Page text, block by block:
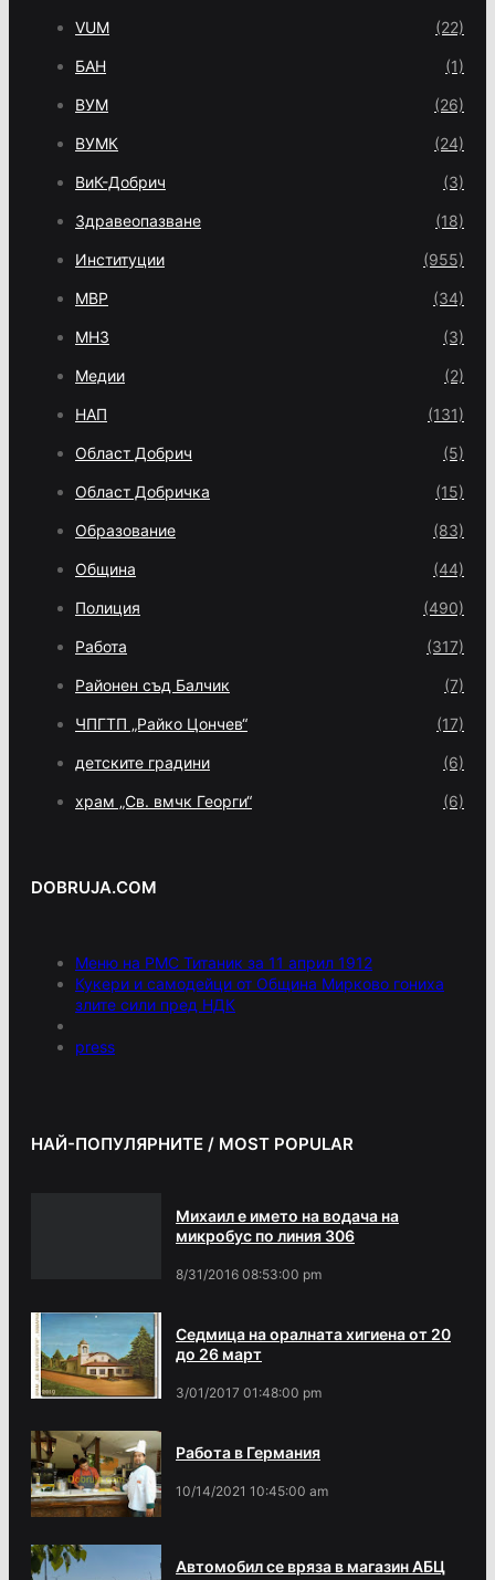
VUM (22)
БАН (1)
ВУМ (26)
ВУМК (24)
ВиК-Добрич (3)
Здравеопазване (18)
Институции (955)
МВР (34)
МНЗ (3)
Медии (2)
НАП (131)
Област Добрич (5)
Област Добричка (15)
Образование (83)
Община (44)
Полиция (490)
Работа (317)
Районен съд Балчик (7)
ЧПГТП „Райко Цончев“ (17)
детските градини (6)
храм „Св. вмчк Георги“ (6)
DOBRUJA.COM
Меню на РМС Титаник за 11 април 1912
Кукери и самодейци от Община Мирково гониха
злите сили пред НДК
press
НАЙ-ПОПУЛЯРНИТЕ / MOST POPULAR
Михаил е името на водача на
микробус по линия 306
8/31/2016 08:53:00 pm
Седмица на оралната хигиена от 20
до 26 март
3/01/2017 01:48:00 pm
Работа в Германия
10/14/2021 10:45:00 am
Автомобил се вряза в магазин АБЦ